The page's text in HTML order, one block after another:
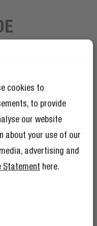
cookies to
to provide
our website
about your use of our
advertising and
Statement here.
touching the